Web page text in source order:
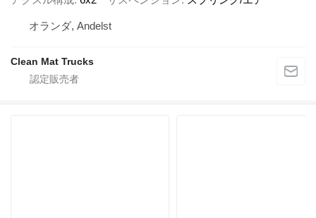
オランダ, Andelst
Clean Mat Trucks